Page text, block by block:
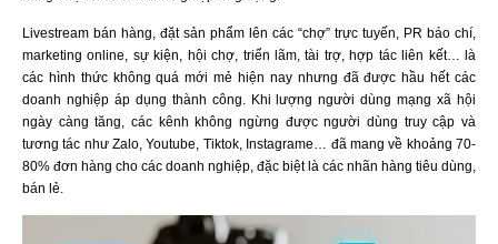
Livestream bán hàng, đặt sản phẩm lên các “chợ” trực tuyến, PR báo chí,
marketing online, sự kiện, hội chợ, triển lãm, tài trợ, hợp tác liên kết… là
các hình thức không quá mới mẻ hiện nay nhưng đã được hầu hết các
doanh nghiệp áp dụng thành công. Khi lượng người dùng mạng xã hội
ngày càng tăng, các kênh không ngừng được người dùng truy cập và
tương tác như Zalo, Youtube, Tiktok, Instagrame… đã mang về khoảng 70-
80% đơn hàng cho các doanh nghiệp, đặc biệt là các nhãn hàng tiêu dùng,
bán lẻ.